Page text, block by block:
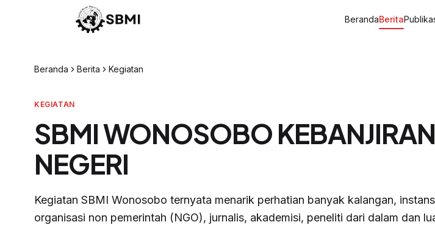
BerandaBerita
Beranda Berita Kegiatan
KEGIATAN
SBMI WONOSOBO
NEGERI
Kegiatan SBMI Wonosobo ternyata menarik perhatian banyak kalangan,
organisasi non pemerintah (NGO), jurnalis, akademisi, peneliti dari dalam dan